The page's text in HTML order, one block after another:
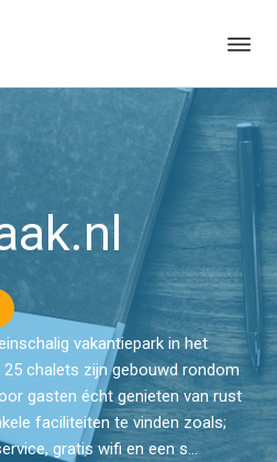
vakantiepark in het
chalets zijn gebouwd rondom
gasten écht genieten van rust
faciliteiten te vinden zoals;
gratis wifi en een s...